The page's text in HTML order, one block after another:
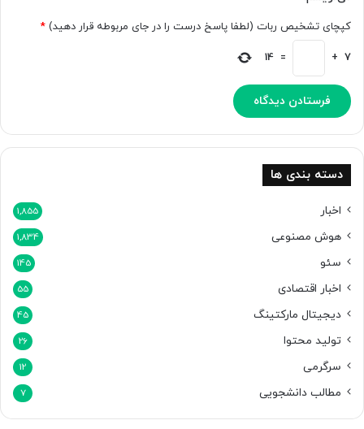
ه
ط
ن
ر
ف
ک
ر
کپچای تشخیص ربات (لطفا پاسخ درست را در جای مربوطه قرار دهید) *
7
+
=
14
دسته بندی ها
اخبار 1,855
هوش مصنوعی 1,834
سئو 145
اخبار اقتصادی 55
دیجیتال مارکتینگ 45
تولید محتوا 26
سرگرمی 12
مطالب دانشجویی 7